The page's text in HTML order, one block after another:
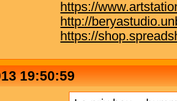
https://
http://
https://
19:50:59